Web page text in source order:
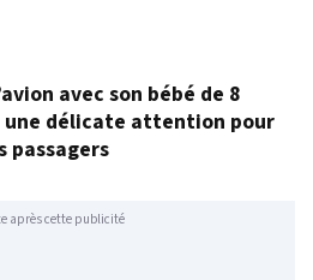
avec son bébé de 8
une délicate attention pour
passagers
après cette publicité